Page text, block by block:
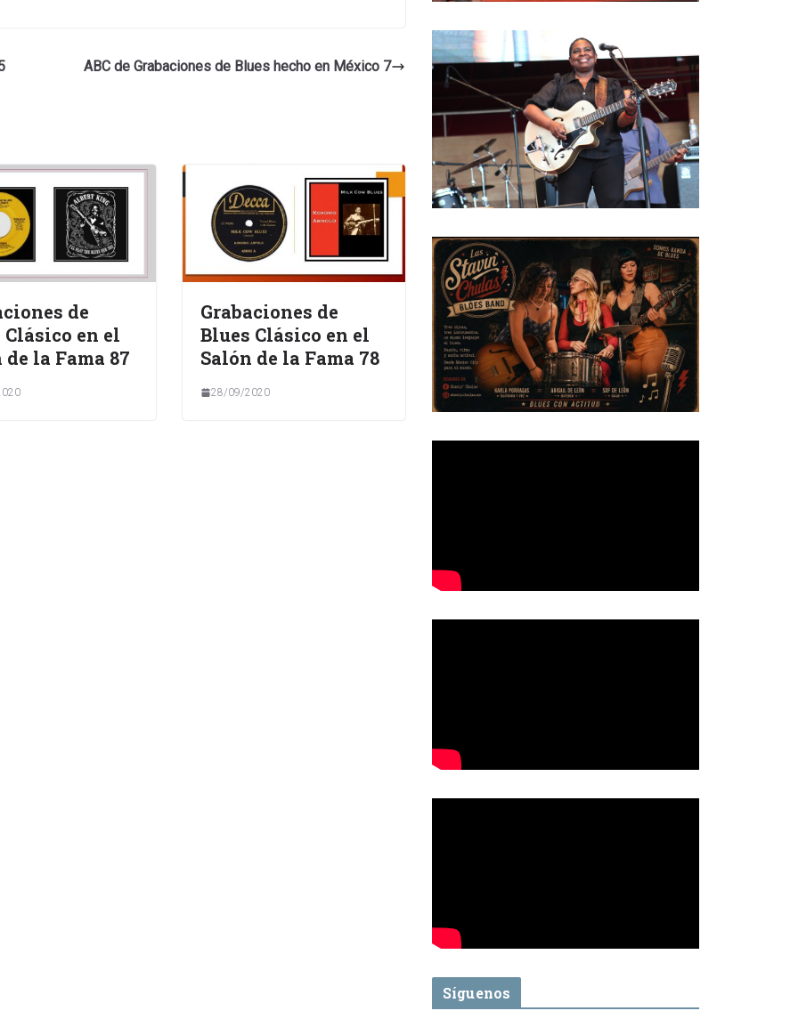
ABC de Grabaciones de Blues hecho en México 7
de
Clásico en el
de la Fama 87
Grabaciones de
Blues Clásico en el
Salón de la Fama 78
28/09/2020
Síguenos